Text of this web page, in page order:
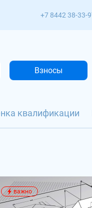
+7 8442 38-33-
Взносы
квалификации
важно